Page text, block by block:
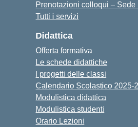
Prenotazioni colloqui – Sede
Tutti i servizi
Didattica
Offerta formativa
Le schede didattiche
I progetti delle classi
Calendario Scolastico 2025-
Modulistica didattica
Modulistica studenti
Orario Lezioni